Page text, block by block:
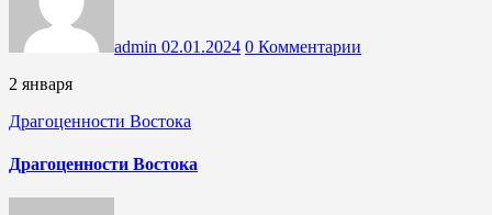
admin 02.01.2024 0 Комментарии
2 января
Драгоценности Востока
Драгоценности Востока